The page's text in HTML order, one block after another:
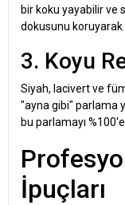
bir koku yayabilir ve
dokusunu koruyarak
3. Koyu
Siyah, lacivert ve
"ayna gibi" parlama
bu parlamayı
İpuçları